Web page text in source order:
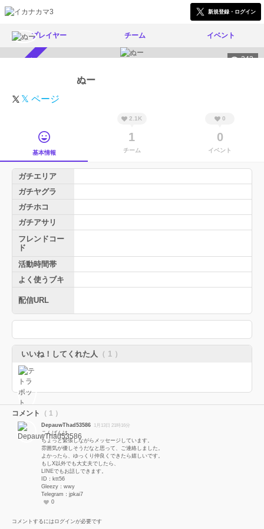
新規登録・ログイン
プレイヤー チーム イベント
243
ぬー
𝕏 ページ
基本情報
2.1K
1
チーム
0
0
イベント
ガチエリア
ガチヤグラ
ガチホコ
ガチアサリ
フレンドコー
ド
活動時間帯
よく使うブキ
配信URL
いいね！してくれた人 （ 1 ）
コメント （ 1 ）
DepauwThad53586 1月13日 21時16分
こんばんは。
ちょっと緊張しながらメッセージしています。
雰囲気が優しそうだなと思って、ご連絡しました。
よかったら、ゆっくり仲良くできたら嬉しいです。
もしX以外でも大丈夫でしたら、
LINEでもお話しできます。
ID：ktt56
Gleezy：wwy
Telegram：jpkai7
0
コメントするにはログインが必要です